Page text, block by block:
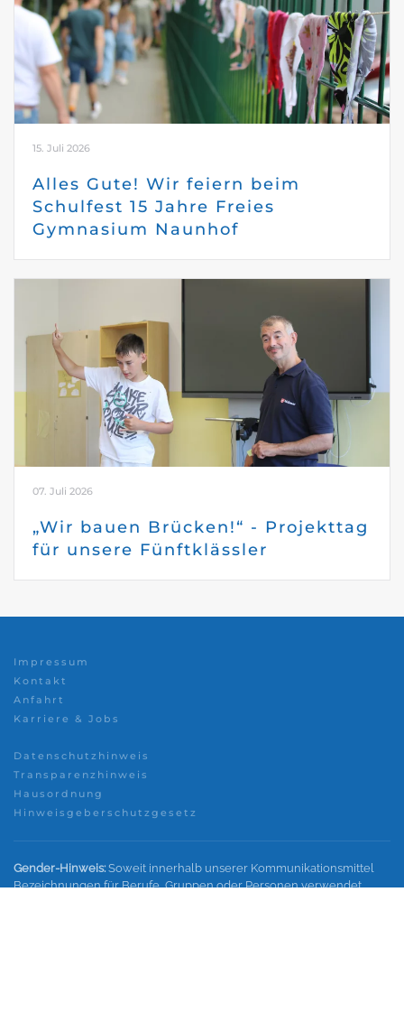
15. Juli 2026
Alles Gute! Wir feiern beim
Schulfest 15 Jahre Freies
Gymnasium Naunhof
07. Juli 2026
„Wir bauen Brücken!“ - Projekttag
für unsere Fünftklässler
Impressum
Kontakt
Anfahrt
Karriere & Jobs
Datenschutzhinweis
Transparenzhinweis
Hausordnung
Hinweisgeberschutzgesetz
Gender-Hinweis: Soweit innerhalb unserer Kommunikationsmittel
Bezeichnungen für Berufe, Gruppen oder Personen verwendet